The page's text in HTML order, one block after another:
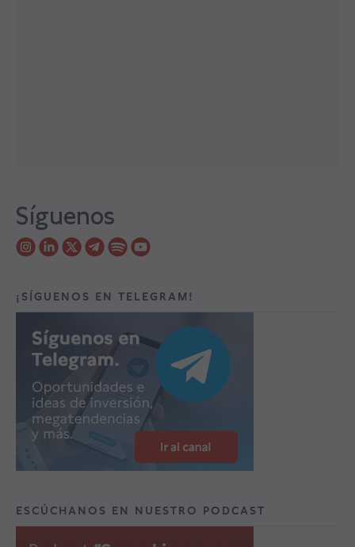
Síguenos
¡SÍGUENOS EN TELEGRAM!
ESCÚCHANOS EN NUESTRO PODCAST